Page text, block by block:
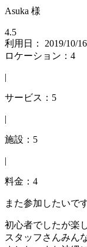
Asuka 様
4.5
利用日： 2019/10/16
ロケーション：4
|
サービス：5
|
施設：5
|
料金：4
また参加したいで
初心者でしたが楽
スタッフさんみん